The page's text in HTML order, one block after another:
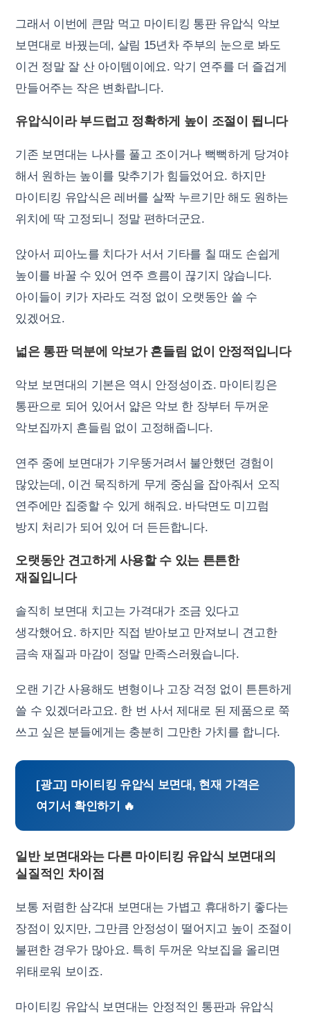
그래서 이번에 큰맘 먹고 마이티킹 통판 유압식 악보
보면대로 바꿨는데, 살림 15년차 주부의 눈으로 봐도
이건 정말 잘 산 아이템이에요. 악기 연주를 더 즐겁게
만들어주는 작은 변화랍니다.
유압식이라 부드럽고 정확하게 높이 조절이 됩니다
기존 보면대는 나사를 풀고 조이거나 뻑뻑하게 당겨야
해서 원하는 높이를 맞추기가 힘들었어요. 하지만
마이티킹 유압식은 레버를 살짝 누르기만 해도 원하는
위치에 딱 고정되니 정말 편하더군요.
앉아서 피아노를 치다가 서서 기타를 칠 때도 손쉽게
높이를 바꿀 수 있어 연주 흐름이 끊기지 않습니다.
아이들이 키가 자라도 걱정 없이 오랫동안 쓸 수
있겠어요.
넓은 통판 덕분에 악보가 흔들림 없이 안정적입니다
악보 보면대의 기본은 역시 안정성이죠. 마이티킹은
통판으로 되어 있어서 얇은 악보 한 장부터 두꺼운
악보집까지 흔들림 없이 고정해줍니다.
연주 중에 보면대가 기우뚱거려서 불안했던 경험이
많았는데, 이건 묵직하게 무게 중심을 잡아줘서 오직
연주에만 집중할 수 있게 해줘요. 바닥면도 미끄럼
방지 처리가 되어 있어 더 든든합니다.
오랫동안 견고하게 사용할 수 있는 튼튼한
재질입니다
솔직히 보면대 치고는 가격대가 조금 있다고
생각했어요. 하지만 직접 받아보고 만져보니 견고한
금속 재질과 마감이 정말 만족스러웠습니다.
오랜 기간 사용해도 변형이나 고장 걱정 없이 튼튼하게
쓸 수 있겠더라고요. 한 번 사서 제대로 된 제품으로 쭉
쓰고 싶은 분들에게는 충분히 그만한 가치를 합니다.
[광고] 마이티킹 유압식 보면대, 현재 가격은
여기서 확인하기 🔥
일반 보면대와는 다른 마이티킹 유압식 보면대의
실질적인 차이점
보통 저렴한 삼각대 보면대는 가볍고 휴대하기 좋다는
장점이 있지만, 그만큼 안정성이 떨어지고 높이 조절이
불편한 경우가 많아요. 특히 두꺼운 악보집을 올리면
위태로워 보이죠.
마이티킹 유압식 보면대는 안정적인 통판과 유압식